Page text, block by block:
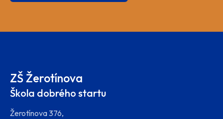
ZŠ Žerotínova
Škola dobrého startu
Žerotínova 376,